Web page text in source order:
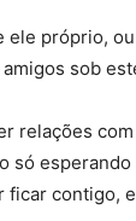
ele próprio,
sob
relações com
só esperando
ficar contigo,